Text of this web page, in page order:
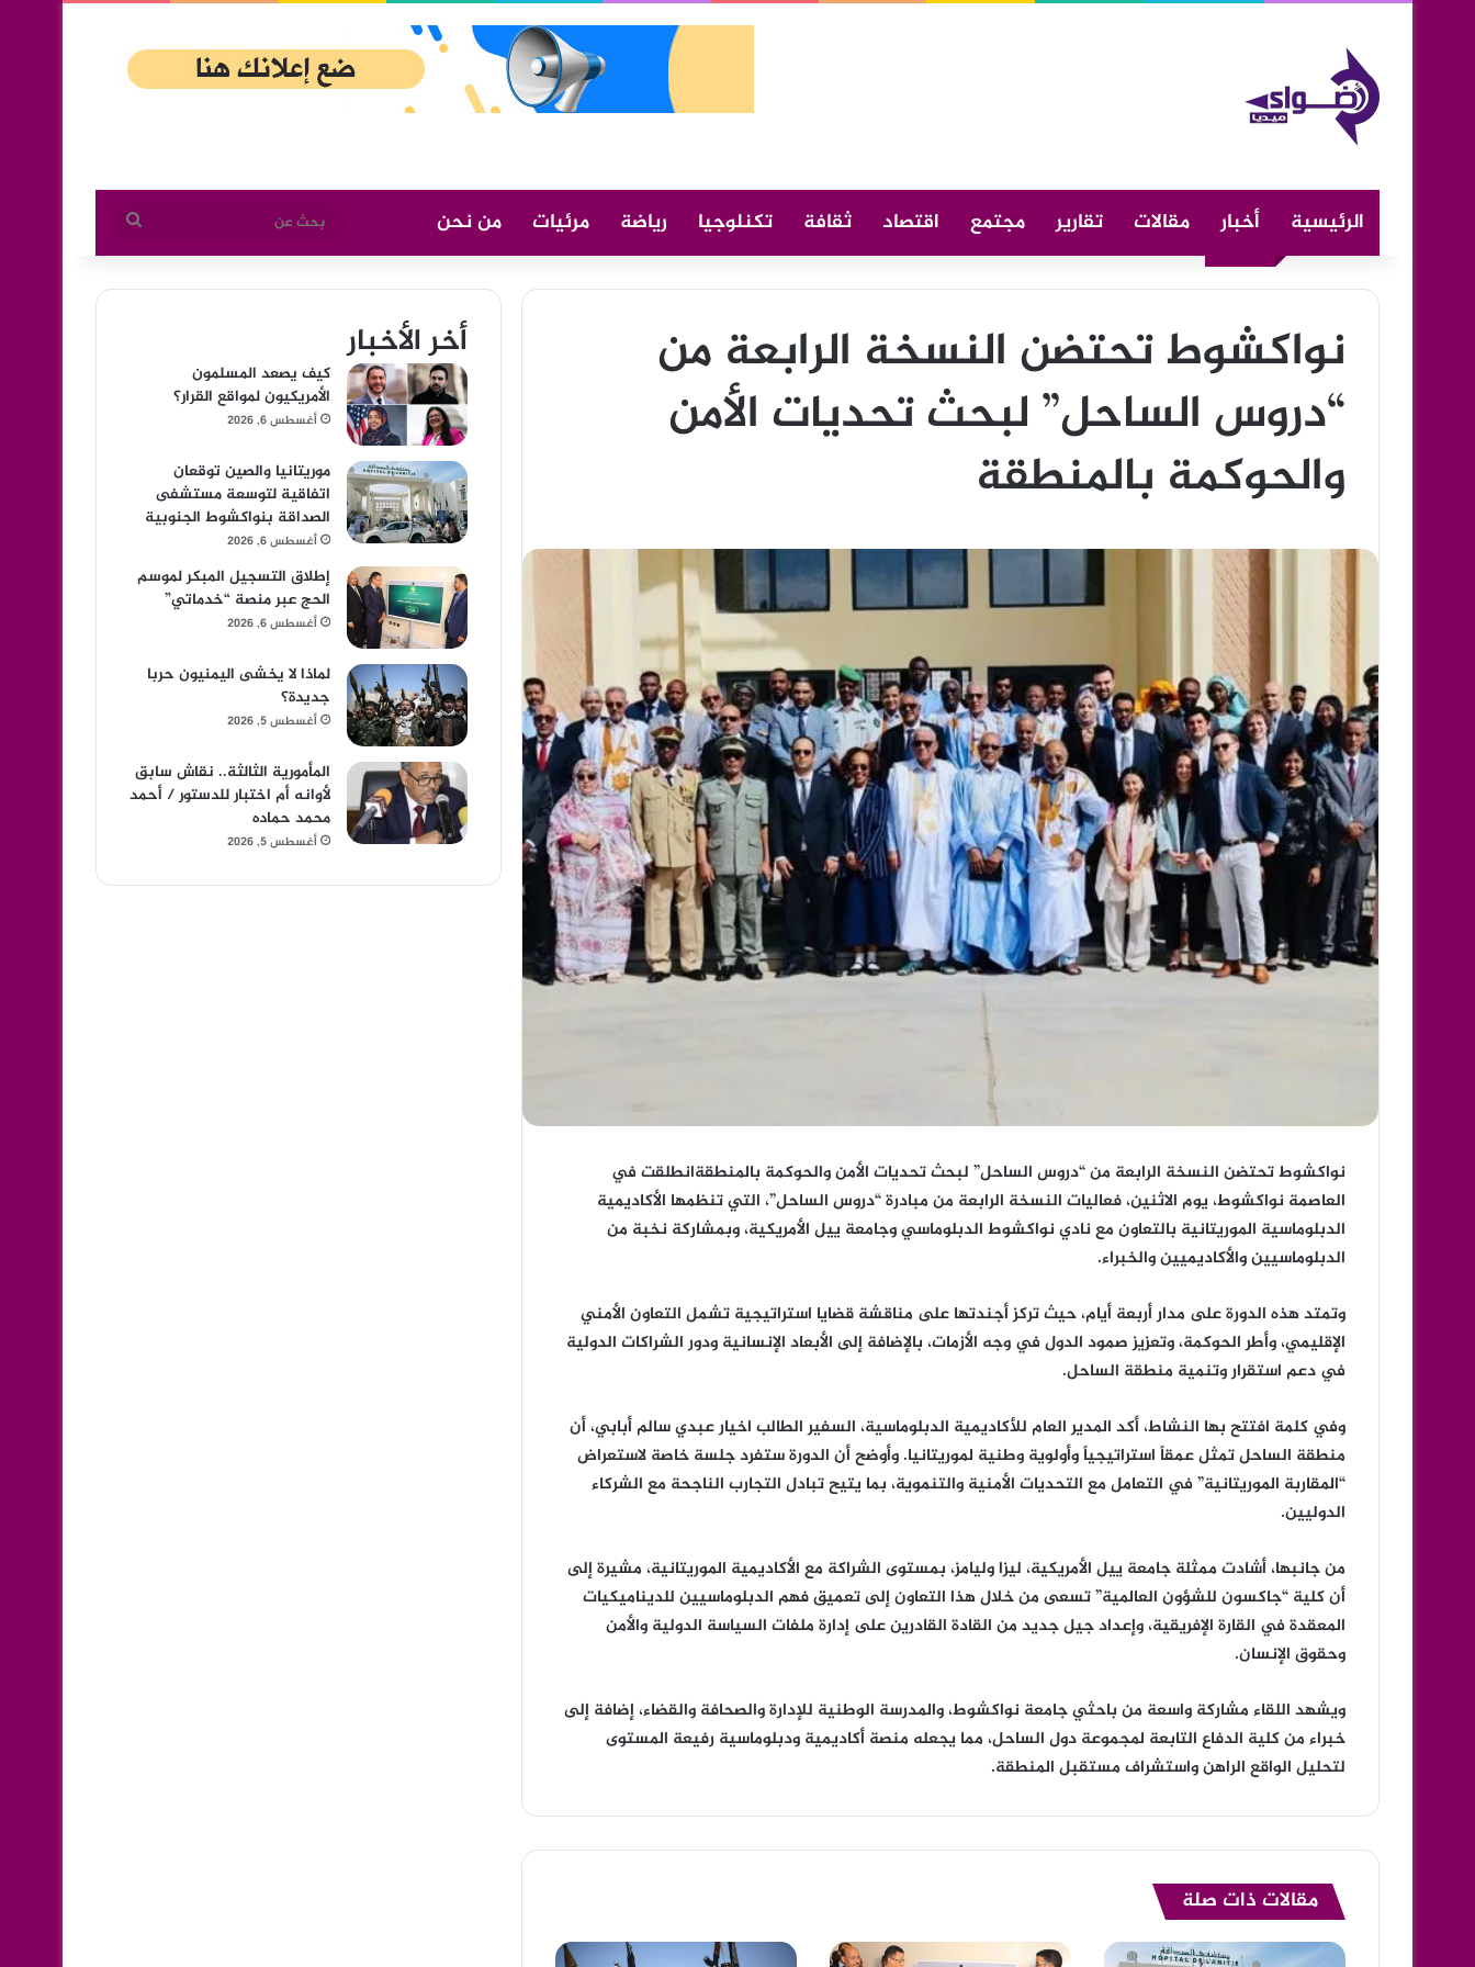
الرئيسية أخبار مقالات تقارير مجتمع اقتصاد ثقافة تكنلوجيا رياضة مرئيات من نحن
بحث
عن
نواكشوط تحتضن النسخة الرابعة من
“دروس الساحل” لبحث تحديات الأمن
والحوكمة بالمنطقة
نواكشوط تحتضن النسخة الرابعة من “دروس الساحل” لبحث تحديات الأمن والحوكمة بالمنطقةانطلقت في
العاصمة نواكشوط، يوم الاثنين، فعاليات النسخة الرابعة من مبادرة “دروس الساحل”، التي تنظمها الأكاديمية
الدبلوماسية الموريتانية بالتعاون مع نادي نواكشوط الدبلوماسي وجامعة ييل الأمريكية، وبمشاركة نخبة من
الدبلوماسيين والأكاديميين والخبراء.
وتمتد هذه الدورة على مدار أربعة أيام، حيث تركز أجندتها على مناقشة قضايا استراتيجية تشمل التعاون الأمني
الإقليمي، وأطر الحوكمة، وتعزيز صمود الدول في وجه الأزمات، بالإضافة إلى الأبعاد الإنسانية ودور الشراكات الدولية
في دعم استقرار وتنمية منطقة الساحل.
وفي كلمة افتتح بها النشاط، أكد المدير العام للأكاديمية الدبلوماسية، السفير الطالب اخيار عبدي سالم أبابي، أن
منطقة الساحل تمثل عمقاً استراتيجياً وأولوية وطنية لموريتانيا. وأوضح أن الدورة ستفرد جلسة خاصة لاستعراض
“المقاربة الموريتانية” في التعامل مع التحديات الأمنية والتنموية، بما يتيح تبادل التجارب الناجحة مع الشركاء
الدوليين.
من جانبها، أشادت ممثلة جامعة ييل الأمريكية، ليزا وليامز، بمستوى الشراكة مع الأكاديمية الموريتانية، مشيرة إلى
أن كلية “جاكسون للشؤون العالمية” تسعى من خلال هذا التعاون إلى تعميق فهم الدبلوماسيين للديناميكيات
المعقدة في القارة الإفريقية، وإعداد جيل جديد من القادة القادرين على إدارة ملفات السياسة الدولية والأمن
وحقوق الإنسان.
ويشهد اللقاء مشاركة واسعة من باحثي جامعة نواكشوط، والمدرسة الوطنية للإدارة والصحافة والقضاء، إضافة إلى
خبراء من كلية الدفاع التابعة لمجموعة دول الساحل، مما يجعله منصة أكاديمية ودبلوماسية رفيعة المستوى
لتحليل الواقع الراهن واستشراف مستقبل المنطقة.
مقالات ذات صلة
أخر الأخبار
كيف يصعد المسلمون
الأمريكيون لمواقع القرار؟
أغسطس 6, 2026
موريتانيا والصين توقعان
اتفاقية لتوسعة مستشفى
الصداقة بنواكشوط الجنوبية
أغسطس 6, 2026
إطلاق التسجيل المبكر لموسم
الحج عبر منصة “خدماتي”
أغسطس 6, 2026
لماذا لا يخشى اليمنيون حربا
جديدة؟
أغسطس 5, 2026
المأمورية الثالثة.. نقاش سابق
لأوانه أم اختبار للدستور / أحمد
محمد حماده
أغسطس 5, 2026